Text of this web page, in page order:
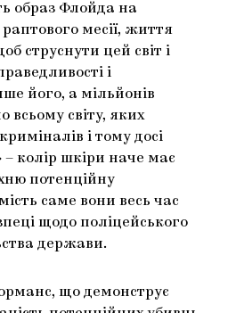
образ Флойда на
месії, життя
струснути цей світ і
і
його, а мільйонів
всьому світу, яких
і тому досі
колір шкіри наче має
потенційну
саме вони весь час
щодо поліцейського
держави.
що демонструє